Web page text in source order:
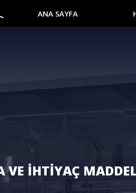
ANA SAYFA
VE İHTİYAÇ